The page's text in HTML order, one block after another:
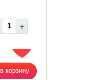
ДОБАВИТЬ В ИЗБРАННОЕ